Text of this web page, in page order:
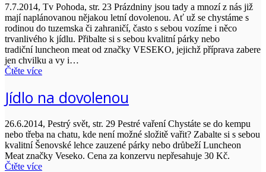
7.7.2014, Tv Pohoda, str. 23 Prázdniny jsou tady a mnozí z nás již
mají naplánovanou nějakou letní dovolenou. Ať už se chystáme s
rodinou do tuzemska či zahraničí, často s sebou vozíme i něco
trvanlivého k jídlu. Přibalte si s sebou kvalitní párky nebo
tradiční luncheon meat od značky VESEKO, jejichž příprava zabere
jen chvilku a vy i…
Čtěte více
Jídlo na dovolenou
26.6.2014, Pestrý svět, str. 29 Pestré vaření Chystáte se do kempu
nebo třeba na chatu, kde není možné složitě vařit? Zabalte si s sebou
kvalitní Šenovské lehce zauzené párky nebo drůbeží Luncheon
Meat značky Veseko. Cena za konzervu nepřesahuje 30 Kč.
Čtěte více